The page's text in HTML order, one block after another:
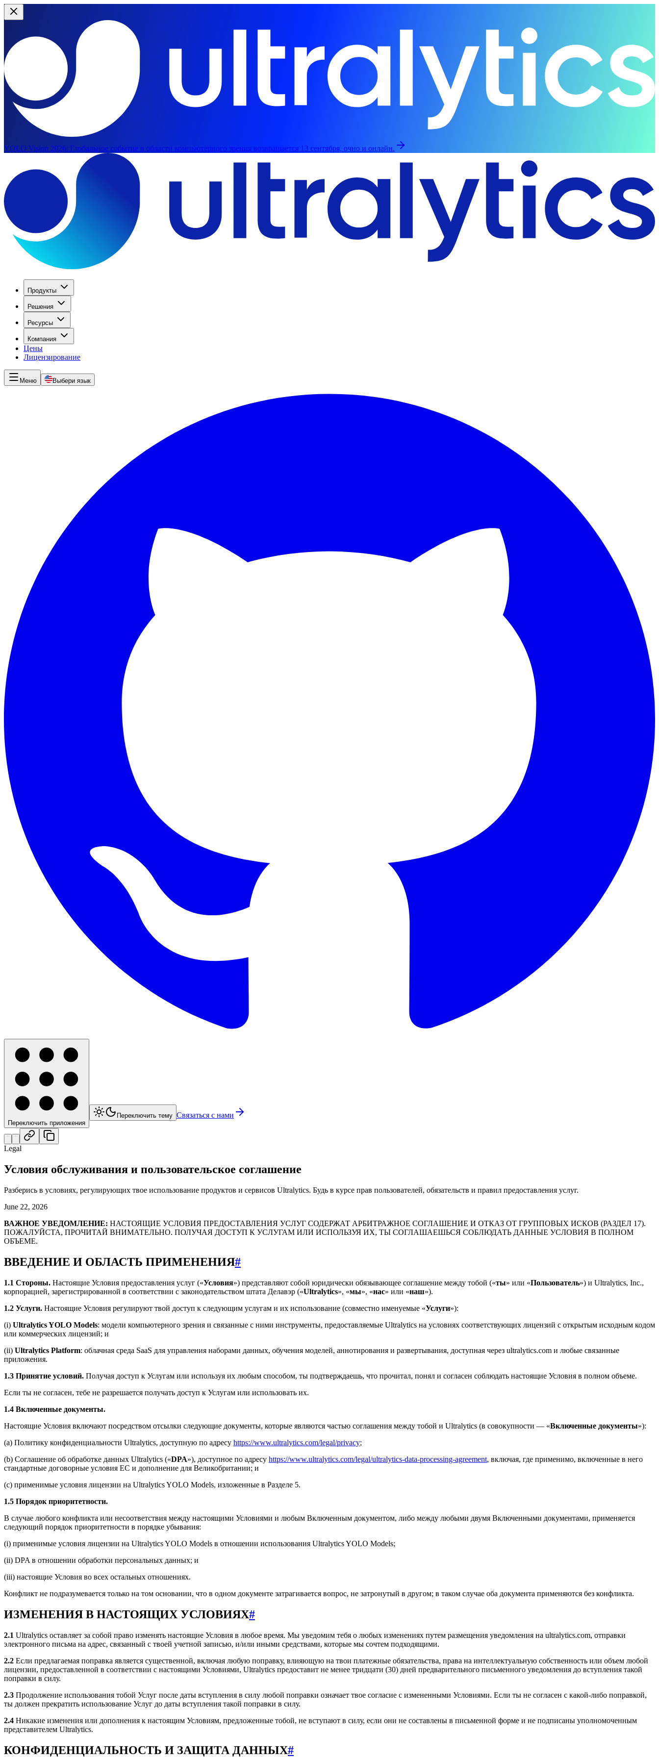
YOLO Vision 2026: Глобальное событие в области компьютерного зрения возвращается 13 сентября, очно и онлайн.
Продукты
Решения
Ресурсы
Компания
Цены
Лицензирование
Меню Выбери язык
Переключить приложения
Переключить тему Связаться с нами
Legal
Условия обслуживания и пользовательское соглашение
Разберись в условиях, регулирующих твое использование продуктов и сервисов Ultralytics. Будь в курсе прав пользователей, обязательств и правил предоставления услуг.
June 22, 2026
ВАЖНОЕ УВЕДОМЛЕНИЕ: НАСТОЯЩИЕ УСЛОВИЯ ПРЕДОСТАВЛЕНИЯ УСЛУГ СОДЕРЖАТ АРБИТРАЖНОЕ СОГЛАШЕНИЕ И ОТКАЗ ОТ ГРУППОВЫХ ИСКОВ (РАЗДЕЛ 17).
ПОЖАЛУЙСТА, ПРОЧИТАЙ ВНИМАТЕЛЬНО. ПОЛУЧАЯ ДОСТУП К УСЛУГАМ ИЛИ ИСПОЛЬЗУЯ ИХ, ТЫ СОГЛАШАЕШЬСЯ СОБЛЮДАТЬ ДАННЫЕ УСЛОВИЯ В ПОЛНОМ
ОБЪЕМЕ.
ВВЕДЕНИЕ И ОБЛАСТЬ ПРИМЕНЕНИЯ#
1.1 Стороны. Настоящие Условия предоставления услуг («Условия») представляют собой юридически обязывающее соглашение между тобой («ты» или «Пользователь») и Ultralytics, Inc.,
корпорацией, зарегистрированной в соответствии с законодательством штата Делавэр («Ultralytics», «мы», «нас» или «наш»).
1.2 Услуги. Настоящие Условия регулируют твой доступ к следующим услугам и их использование (совместно именуемые «Услуги»):
(i) Ultralytics YOLO Models: модели компьютерного зрения и связанные с ними инструменты, предоставляемые Ultralytics на условиях соответствующих лицензий с открытым исходным кодом
или коммерческих лицензий; и
(ii) Ultralytics Platform: облачная среда SaaS для управления наборами данных, обучения моделей, аннотирования и развертывания, доступная через ultralytics.com и любые связанные
приложения.
1.3 Принятие условий. Получая доступ к Услугам или используя их любым способом, ты подтверждаешь, что прочитал, понял и согласен соблюдать настоящие Условия в полном объеме.
Если ты не согласен, тебе не разрешается получать доступ к Услугам или использовать их.
1.4 Включенные документы.
Настоящие Условия включают посредством отсылки следующие документы, которые являются частью соглашения между тобой и Ultralytics (в совокупности — «Включенные документы»):
(a) Политику конфиденциальности Ultralytics, доступную по адресу https://www.ultralytics.com/legal/privacy;
(b) Соглашение об обработке данных Ultralytics («DPA»), доступное по адресу https://www.ultralytics.com/legal/ultralytics-data-processing-agreement, включая, где применимо, включенные в него
стандартные договорные условия ЕС и дополнение для Великобритании; и
(c) применимые условия лицензии на Ultralytics YOLO Models, изложенные в Разделе 5.
1.5 Порядок приоритетности.
В случае любого конфликта или несоответствия между настоящими Условиями и любым Включенным документом, либо между любыми двумя Включенными документами, применяется
следующий порядок приоритетности в порядке убывания:
(i) применимые условия лицензии на Ultralytics YOLO Models в отношении использования Ultralytics YOLO Models;
(ii) DPA в отношении обработки персональных данных; и
(iii) настоящие Условия во всех остальных отношениях.
Конфликт не подразумевается только на том основании, что в одном документе затрагивается вопрос, не затронутый в другом; в таком случае оба документа применяются без конфликта.
ИЗМЕНЕНИЯ В НАСТОЯЩИХ УСЛОВИЯХ#
2.1 Ultralytics оставляет за собой право изменять настоящие Условия в любое время. Мы уведомим тебя о любых изменениях путем размещения уведомления на ultralytics.com, отправки
электронного письма на адрес, связанный с твоей учетной записью, и/или иными средствами, которые мы сочтем подходящими.
2.2 Если предлагаемая поправка является существенной, включая любую поправку, влияющую на твои платежные обязательства, права на интеллектуальную собственность или объем любой
лицензии, предоставленной в соответствии с настоящими Условиями, Ultralytics предоставит не менее тридцати (30) дней предварительного письменного уведомления до вступления такой
поправки в силу.
2.3 Продолжение использования тобой Услуг после даты вступления в силу любой поправки означает твое согласие с измененными Условиями. Если ты не согласен с какой-либо поправкой,
ты должен прекратить использование Услуг до даты вступления такой поправки в силу.
2.4 Никакие изменения или дополнения к настоящим Условиям, предложенные тобой, не вступают в силу, если они не составлены в письменной форме и не подписаны уполномоченным
представителем Ultralytics.
КОНФИДЕНЦИАЛЬНОСТЬ И ЗАЩИТА ДАННЫХ#